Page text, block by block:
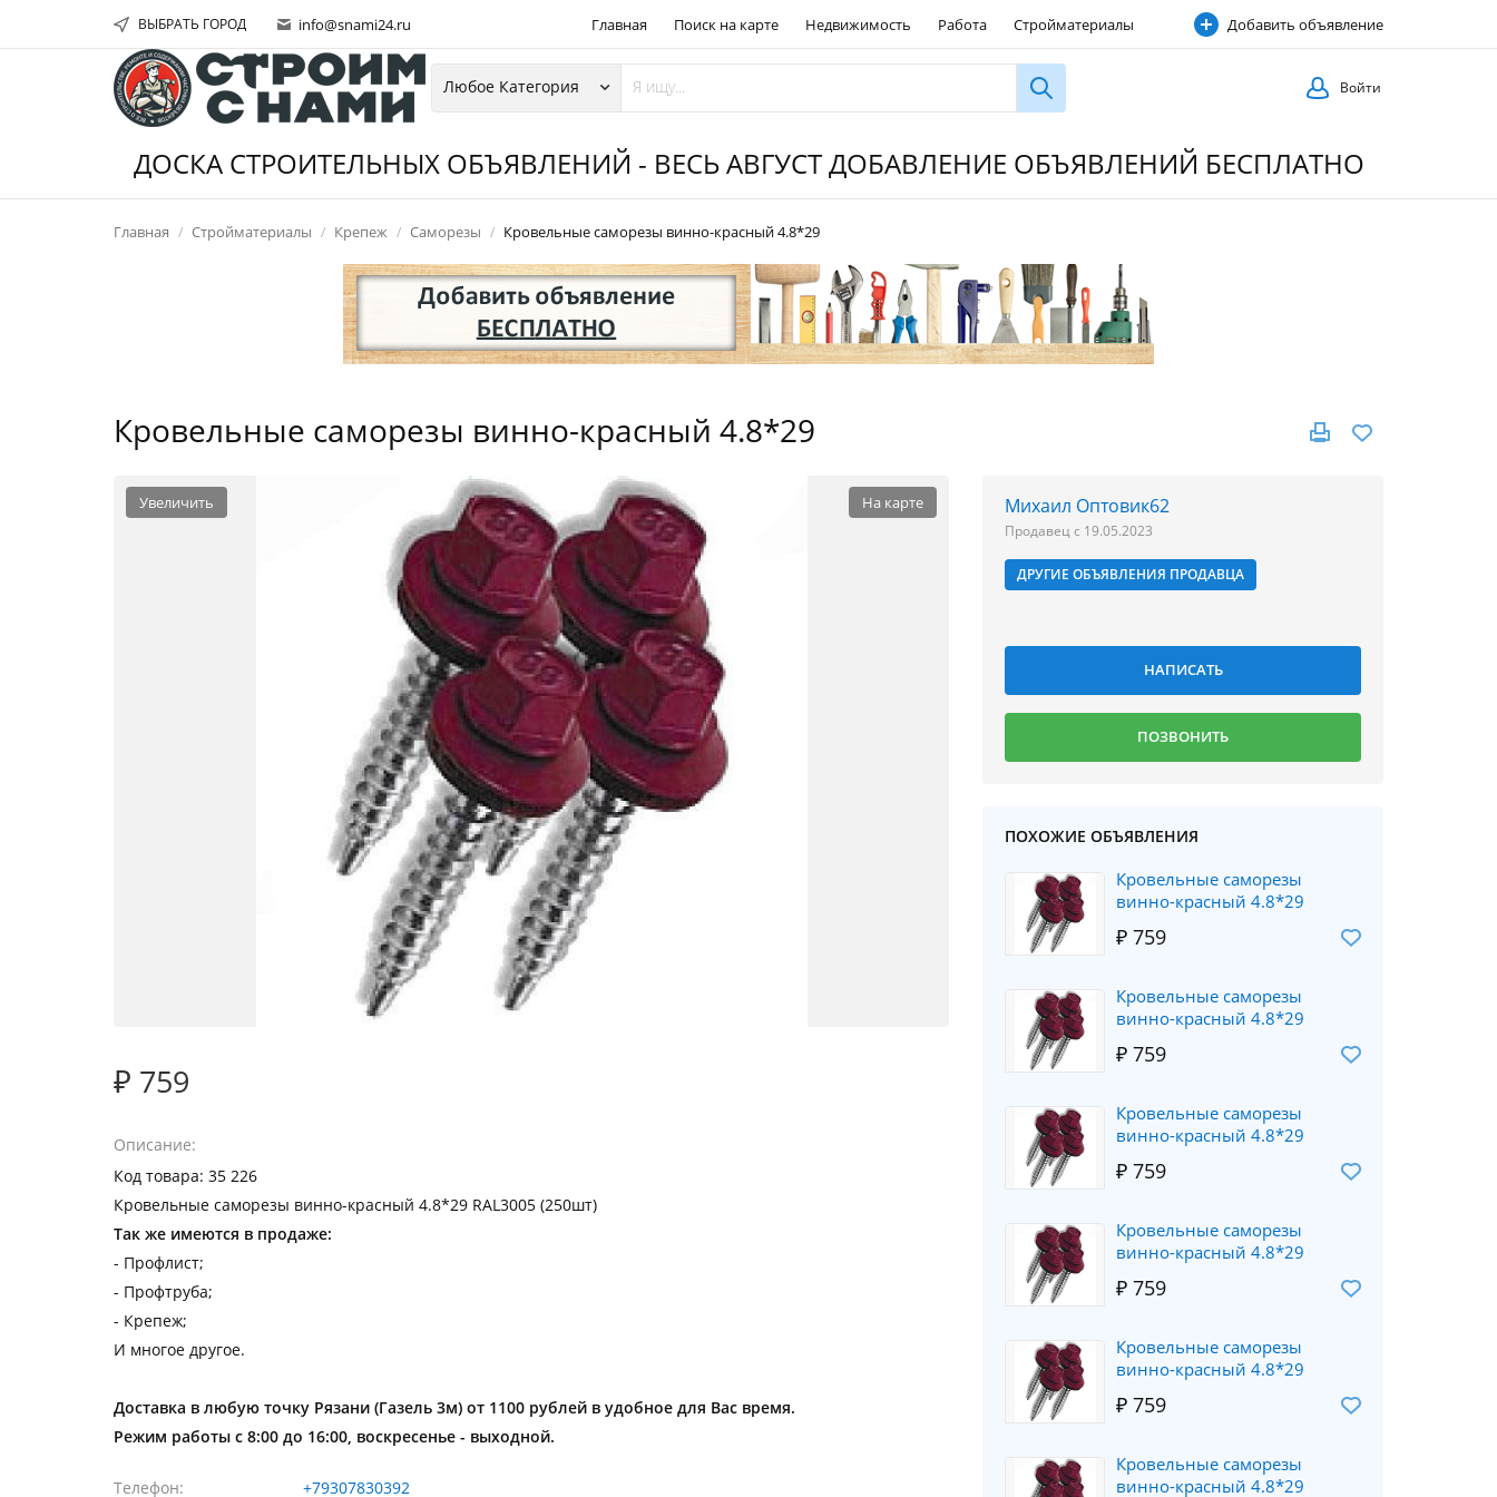
ВЫБРАТЬ ГОРОД info@snami24.ru Главная Поиск на карте Недвижимость Работа Стройматериалы
Строительные услуги
Добавить объявление
Войти
ДОСКА СТРОИТЕЛЬНЫХ ОБЪЯВЛЕНИЙ - ВЕСЬ АВГУСТ ДОБАВЛЕНИЕ ОБЪЯВЛЕНИЙ БЕСПЛАТНО
Главная Стройматериалы Крепеж Саморезы Кровельные саморезы винно-красный 4.8*29
Кровельные саморезы винно-красный 4.8*29
Михаил Оптовик62
Продавец с 19.05.2023
ДРУГИЕ ОБЪЯВЛЕНИЯ ПРОДАВЦА
ПОХОЖИЕ ОБЪЯВЛЕНИЯ
Кровельные саморезы
винно-красный 4.8*29
₽ 759
Кровельные саморезы
винно-красный 4.8*29
₽ 759
Кровельные саморезы
винно-красный 4.8*29
₽ 759
Кровельные саморезы
винно-красный 4.8*29
₽ 759
Кровельные саморезы
винно-красный 4.8*29
₽ 759
Кровельные саморезы
винно-красный 4.8*29
Увеличить На карте
₽ 759
Описание
Код товара: 35 226
Кровельные саморезы винно-красный 4.8*29 RAL3005 (250шт)
Так же имеются в продаже:
- Профлист;
- Профтруба;
- Крепеж;
И многое другое.
Доставка в любую точку Рязани (Газель 3м) от 1100 рублей в удобное для Вас время.
Режим работы с 8:00 до 16:00, воскресенье - выходной.
Телефон +79307830392